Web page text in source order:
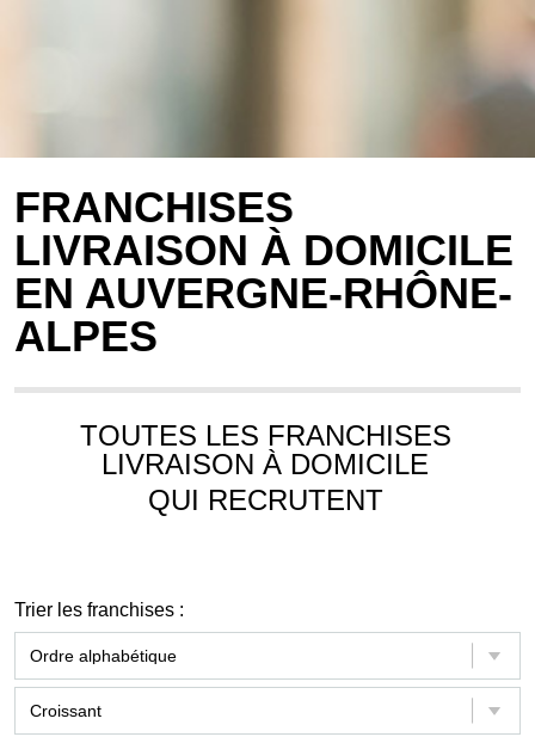
FRANCHISES
LIVRAISON À DOMICILE
EN AUVERGNE-RHÔNE-
ALPES
TOUTES LES FRANCHISES
LIVRAISON À DOMICILE
QUI RECRUTENT
Trier les franchises :